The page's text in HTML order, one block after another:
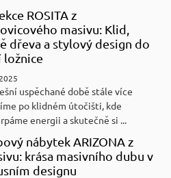
ROSITA z
masivu: Klid,
dřeva a stylový design do
ložnice
uspěchané době stále více
po klidném útočišti, kde
energii a skutečně si ...
nábytek ARIZONA z
krása masivního dubu v
designu